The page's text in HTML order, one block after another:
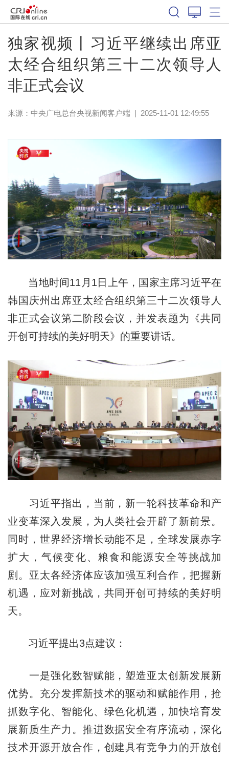
独家视频丨习近平继续出席亚
太经合组织第三十二次领导人
非正式会议
来源： 中央广电总台央视新闻客户端 | 2025-11-01 12:49:55
当地时间11月1日上午，国家主席习近平在
韩国庆州出席亚太经合组织第三十二次领导人
非正式会议第二阶段会议，并发表题为《共同
开创可持续的美好明天》的重要讲话。
习近平指出，当前，新一轮科技革命和产
业变革深入发展，为人类社会开辟了新前景。
同时，世界经济增长动能不足，全球发展赤字
扩大，气候变化、粮食和能源安全等挑战加
剧。亚太各经济体应该加强互利合作，把握新
机遇，应对新挑战，共同开创可持续的美好明
天。
习近平提出3点建议：
一是强化数智赋能，塑造亚太创新发展新
优势。充分发挥新技术的驱动和赋能作用，抢
抓数字化、智能化、绿色化机遇，加快培育发
展新质生产力。推进数据安全有序流动，深化
技术开源开放合作，创建具有竞争力的开放创